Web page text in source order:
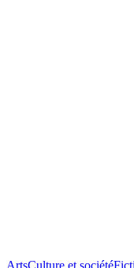
ArtsCulture et société